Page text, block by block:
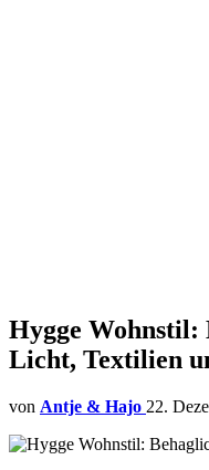
Hygge Wohnstil:
Licht, Textilien
von Antje & Hajo 22.